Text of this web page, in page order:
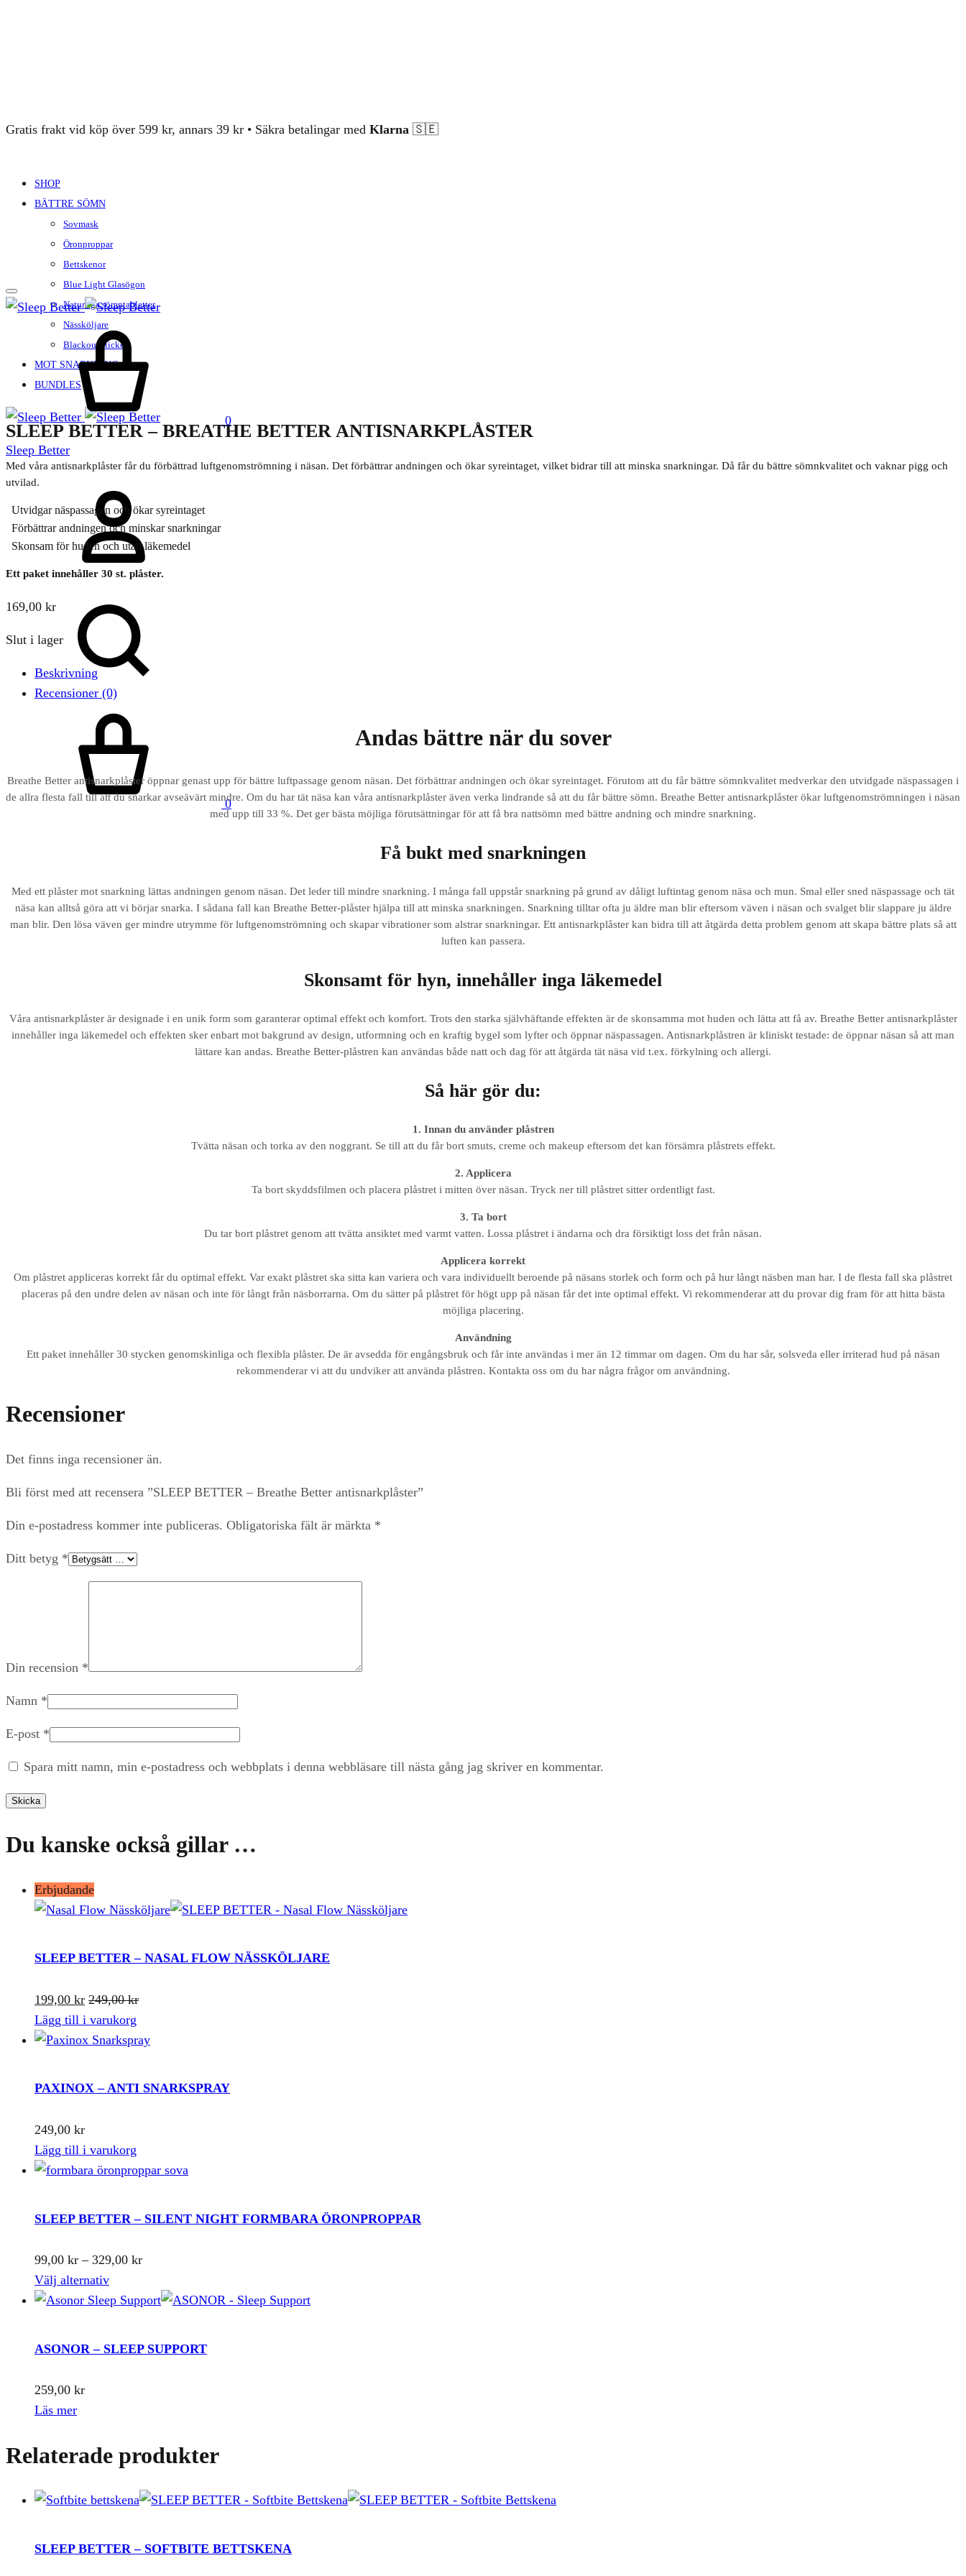
Gratis frakt vid köp över 599 kr, annars 39 kr • Säkra betalingar med Klarna 🇸🇪
SHOP
BÄTTRE SÖMN
Sovmask
Öronproppar
Bettskenor
Blue Light Glasögon
Naturliga sömntabletter
Nässköljare
Blackout stickers
MOT SNARKNING
BUNDLES
Sleep Better
0
0
SLEEP BETTER – BREATHE BETTER ANTISNARKPLÅSTER
Med våra antisnarkplåster får du förbättrad luftgenomströmning i näsan. Det förbättrar andningen och ökar syreintaget, vilket bidrar till att minska snarkningar. Då får du bättre sömnkvalitet och vaknar pigg och
utvilad.
Utvidgar näspassagen och ökar syreintaget
Förbättrar andningen och minskar snarkningar
Skonsam för huden och utan läkemedel
Ett paket innehåller 30 st. plåster.
169,00 kr
Slut i lager
Beskrivning
Recensioner (0)
Andas bättre när du sover
Breathe Better antisnarkplåster öppnar genast upp för bättre luftpassage genom näsan. Det förbättrar andningen och ökar syreintaget. Förutom att du får bättre sömnkvalitet medverkar den utvidgade näspassagen i
de allra flesta fall till att du snarkar avseävärt mindre. Om du har tät näsa kan våra antisnarkplåster även verka lindrande så att du får bättre sömn. Breathe Better antisnarkplåster ökar luftgenomströmningen i näsan
med upp till 33 %. Det ger bästa möjliga förutsättningar för att få bra nattsömn med bättre andning och mindre snarkning.
Få bukt med snarkningen
Med ett plåster mot snarkning lättas andningen genom näsan. Det leder till mindre snarkning. I många fall uppstår snarkning på grund av dåligt luftintag genom näsa och mun. Smal eller sned näspassage och tät
näsa kan alltså göra att vi börjar snarka. I sådana fall kan Breathe Better-plåster hjälpa till att minska snarkningen. Snarkning tilltar ofta ju äldre man blir eftersom väven i näsan och svalget blir slappare ju äldre
man blir. Den lösa väven ger mindre utrymme för luftgenomströmning och skapar vibrationer som alstrar snarkningar. Ett antisnarkplåster kan bidra till att åtgärda detta problem genom att skapa bättre plats så att
luften kan passera.
Skonsamt för hyn, innehåller inga läkemedel
Våra antisnarkplåster är designade i en unik form som garanterar optimal effekt och komfort. Trots den starka självhäftande effekten är de skonsamma mot huden och lätta att få av. Breathe Better antisnarkplåster
innehåller inga läkemedel och effekten sker enbart mot bakgrund av design, utformning och en kraftig bygel som lyfter och öppnar näspassagen. Antisnarkplåstren är kliniskt testade: de öppnar näsan så att man
lättare kan andas. Breathe Better-plåstren kan användas både natt och dag för att åtgärda tät näsa vid t.ex. förkylning och allergi.
Så här gör du:
1. Innan du använder plåstren
Tvätta näsan och torka av den noggrant. Se till att du får bort smuts, creme och makeup eftersom det kan försämra plåstrets effekt.
2. Applicera
Ta bort skyddsfilmen och placera plåstret i mitten över näsan. Tryck ner till plåstret sitter ordentligt fast.
3. Ta bort
Du tar bort plåstret genom att tvätta ansiktet med varmt vatten. Lossa plåstret i ändarna och dra försiktigt loss det från näsan.
Applicera korrekt
Om plåstret appliceras korrekt får du optimal effekt. Var exakt plåstret ska sitta kan variera och vara individuellt beroende på näsans storlek och form och på hur långt näsben man har. I de flesta fall ska plåstret
placeras på den undre delen av näsan och inte för långt från näsborrarna. Om du sätter på plåstret för högt upp på näsan får det inte optimal effekt. Vi rekommenderar att du provar dig fram för att hitta bästa
möjliga placering.
Användning
Ett paket innehåller 30 stycken genomskinliga och flexibla plåster. De är avsedda för engångsbruk och får inte användas i mer än 12 timmar om dagen. Om du har sår, solsveda eller irriterad hud på näsan
rekommenderar vi att du undviker att använda plåstren. Kontakta oss om du har några frågor om användning.
Recensioner
Det finns inga recensioner än.
Bli först med att recensera ”SLEEP BETTER – Breathe Better antisnarkplåster”
Din e-postadress kommer inte publiceras. Obligatoriska fält är märkta *
Ditt betyg *
Din recension *
Namn *
E-post *
Spara mitt namn, min e-postadress och webbplats i denna webbläsare till nästa gång jag skriver en kommentar.
Du kanske också gillar …
Erbjudande
SLEEP BETTER – NASAL FLOW NÄSSKÖLJARE
199,00 kr 249,00kr
Lägg till i varukorg
PAXINOX – ANTI SNARKSPRAY
249,00 kr
Lägg till i varukorg
SLEEP BETTER – SILENT NIGHT FORMBARA ÖRONPROPPAR
99,00 kr – 329,00 krPrisintervall:
till
Välj alternativDen
här
kan
på
ASONOR – SLEEP SUPPORT
259,00 kr
Läs mer
Relaterade produkter
SLEEP BETTER – SOFTBITE BETTSKENA